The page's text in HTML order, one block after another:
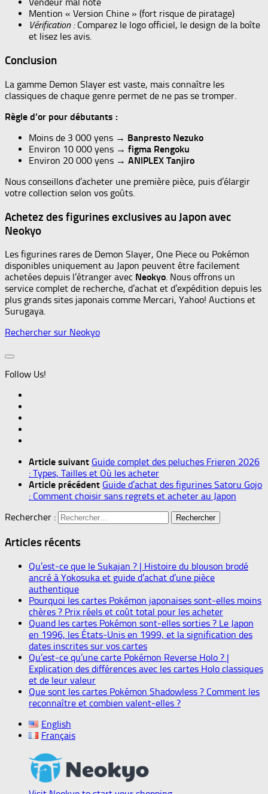
Vendeur mal noté
Mention « Version Chine » (fort risque de piratage)
Vérification :Comparez le logo officiel, le design de la boîte
et lisez les avis.
Conclusion
La gamme Demon Slayer est vaste, mais connaître les
classiques de chaque genre permet de ne pas se tromper.
Règle d’or pour débutants :
Moins de 3 000 yens → Banpresto Nezuko
Environ 10 000 yens → figma Rengoku
Environ 20 000 yens → ANIPLEX Tanjiro
Nous conseillons d’acheter une première pièce, puis d’élargir
votre collection selon vos goûts.
Achetez des figurines exclusives au Japon avec
Neokyo
Les figurines rares de Demon Slayer, One Piece ou Pokémon
disponibles uniquement au Japon peuvent être facilement
achetées depuis l’étranger avec Neokyo. Nous offrons un
service complet de recherche, d’achat et d’expédition depuis les
plus grands sites japonais comme Mercari, Yahoo! Auctions et
Surugaya.
Rechercher sur Neokyo
Follow Us!
Article suivant Guide complet des peluches Frieren 2026
: Types, Tailles et Où les acheter
Article précédent Guide d’achat des figurines Satoru Gojo
: Comment choisir sans regrets et acheter au Japon
Rechercher :
Articles récents
Qu’est-ce que le Sukajan ? | Histoire du blouson brodé
ancré à Yokosuka et guide d’achat d’une pièce
authentique
Pourquoi les cartes Pokémon japonaises sont-elles moins
chères ? Prix réels et coût total pour les acheter
Quand les cartes Pokémon sont-elles sorties ? Le Japon
en 1996, les États-Unis en 1999, et la signification des
dates inscrites sur vos cartes
Qu’est-ce qu’une carte Pokémon Reverse Holo ? |
Explication des différences avec les cartes Holo classiques
et de leur valeur
Que sont les cartes Pokémon Shadowless ? Comment les
reconnaître et combien valent-elles ?
English
Français